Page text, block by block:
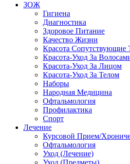
ЗОЖ
Гигиена
Диагностика
Здоровое Питание
Качество Жизни
Красота Сопутствующие
Красота-Уход За
Красота-Уход За Лицом
Красота-Уход За Телом
Наборы
Народная Медицина
Офтальмология
Профилактика
Спорт
Лечение
Курсовой Прием/
Офтальмология
Уход (Лечение)
Уход (Предметы)